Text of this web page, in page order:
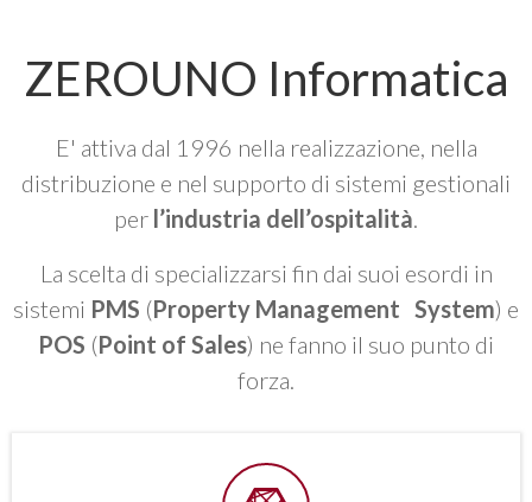
ZEROUNO Informatica
E' attiva dal 1996 nella realizzazione, nella
distribuzione e nel supporto di sistemi gestionali
per l’industria dell’ospitalità
La scelta di specializzarsi fin dai suoi esordi in
sistemi PMS (Property Management System) e
POS (Point of Sales) ne fanno il suo punto di
forza.